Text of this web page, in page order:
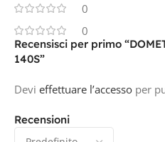
0
0
Recensioni
Recensisci per primo
140S”
Devi effettuare l’accesso per